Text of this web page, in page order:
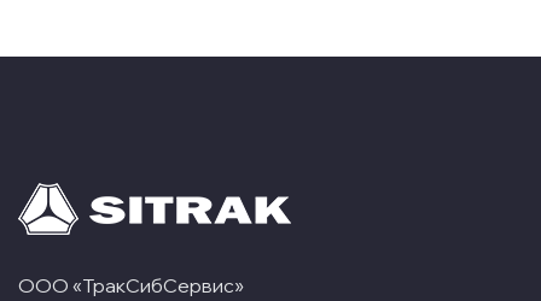
ООО «ТракСибСервис»